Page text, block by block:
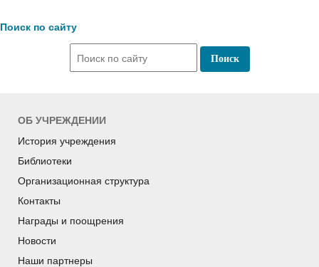
Поиск по сайту
ОБ УЧРЕЖДЕНИИ
История учреждения
Библиотеки
Организационная структура
Контакты
Награды и поощрения
Новости
Наши партнеры